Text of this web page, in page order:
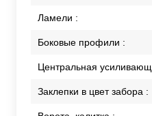
Ламели :
Боковые профили :
Центральная
Заклепки в цвет забора :